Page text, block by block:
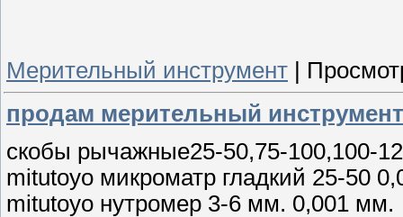
Мерительный инструмент
продам мерительный инструмент
скобы рычажные25-50,75-100,100-
mitutoyo микроматр гладкий 25-50
mitutoyo нутромер 3-6 мм. 0,001 мм.